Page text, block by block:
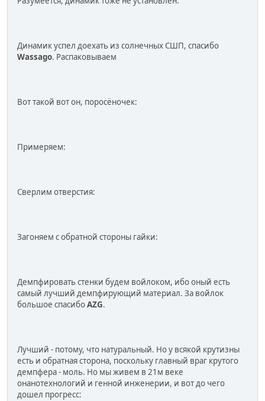
Динамик успел доехать из солнечных СШП, спасибо
Wassago. Распаковываем
Вот такой вот он, поросёночек:
Примеряем:
Сверлим отверстия:
Загоняем с обратной стороны гайки:
Демпфировать стенки будем войлоком, ибо оный есть
самый лучший демпфирующий материал. За войлок
большое спасибоAZG.
Лучший - потому, что натуральный. Но у всякой крутизны
есть и обратная сторона, поскольку главный враг крутого
демпфера - моль. Но мы живем в 21м веке
онанотехнологий и генной инженерии, и вот до чего
дошел прогресс: